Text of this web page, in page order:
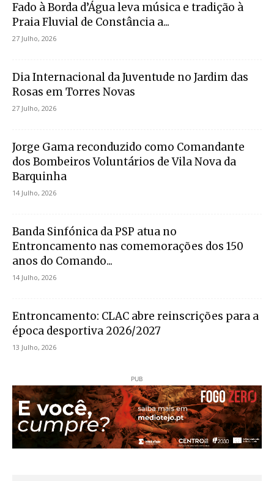
Fado à Borda d’Água leva música e tradição à
Praia Fluvial de Constância a...
27 Julho, 2026
Dia Internacional da Juventude no Jardim das
Rosas em Torres Novas
27 Julho, 2026
Jorge Gama reconduzido como Comandante
dos Bombeiros Voluntários de Vila Nova da
Barquinha
14 Julho, 2026
Banda Sinfónica da PSP atua no
Entroncamento nas comemorações dos 150
anos do Comando...
14 Julho, 2026
Entroncamento: CLAC abre reinscrições para a
época desportiva 2026/2027
13 Julho, 2026
PUB